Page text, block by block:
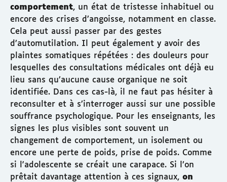
comportement, un état de tristesse inhabituel ou
encore des crises d’angoisse, notamment en classe.
Cela peut aussi passer par des gestes
d’automutilation. Il peut également y avoir des
plaintes somatiques répétées : des douleurs pour
lesquelles des consultations médicales ont déjà eu
lieu sans qu’aucune cause organique ne soit
identifiée. Dans ces cas-là, il ne faut pas hésiter à
reconsulter et à s’interroger aussi sur une possible
souffrance psychologique. Pour les enseignants, les
signes les plus visibles sont souvent un
changement de comportement, un isolement ou
encore une perte de poids, prise de poids. Comme
si l'adolescente se créait une carapace. Si l’on
prêtait davantage attention à ces signaux, on